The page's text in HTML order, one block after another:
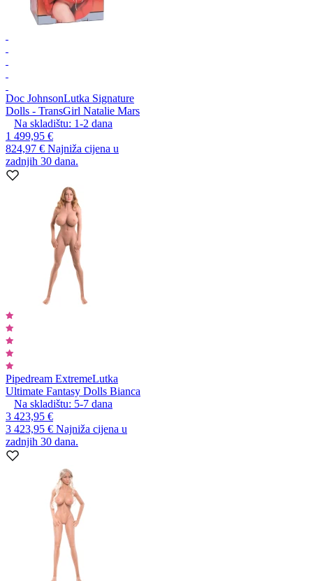
Doc JohnsonLutka Signature
Dolls - TransGirl Natalie Mars
Na skladištu: 1-2 dana
1 499,95 €
824,97 € Najniža cijena u
zadnjih 30 dana.
Pipedream ExtremeLutka
Ultimate Fantasy Dolls Bianca
Na skladištu: 5-7 dana
3 423,95 €
3 423,95 € Najniža cijena u
zadnjih 30 dana.